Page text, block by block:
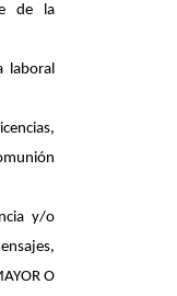
de la
laboral
y/o
O